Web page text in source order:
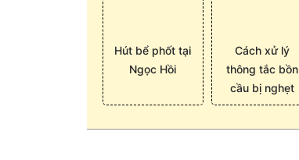
Hút bể phốt tại
Ngọc Hồi
Cách xử lý
thông tắc bồn
cầu bị nghẹt